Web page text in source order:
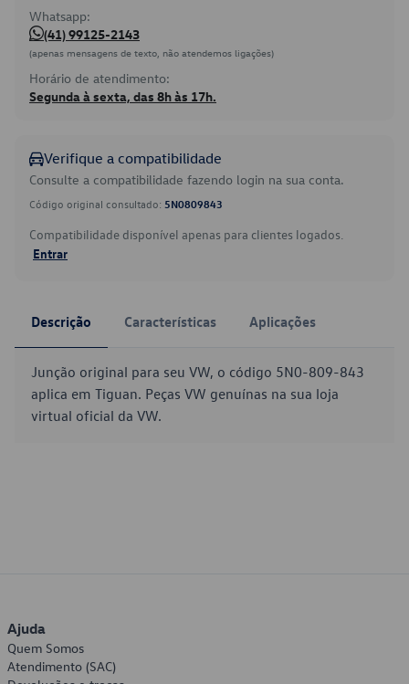
Whatsapp:
(41) 99125-2143
(apenas mensagens de texto, não atendemos ligações)
Horário de atendimento:
Segunda à sexta, das 8h às 17h.
Verifique a compatibilidade
Consulte a compatibilidade fazendo login na sua conta.
Código original consultado: 5N0809843
Compatibilidade disponível apenas para clientes logados.
Entrar
Descrição Características Aplicações
Junção original para seu VW, o código 5N0-809-843
aplica em Tiguan. Peças VW genuínas na sua loja
virtual oficial da VW.
Ajuda
Quem Somos
Atendimento (SAC)